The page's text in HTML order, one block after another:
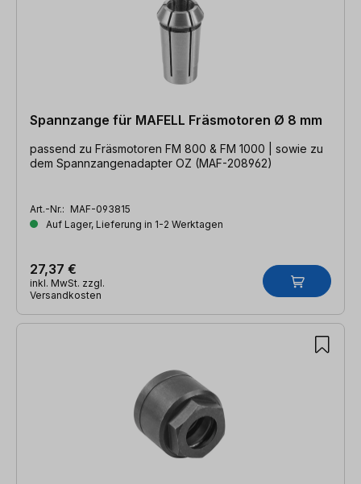
Spannzange für MAFELL Fräsmotoren Ø 8 mm
passend zu Fräsmotoren FM 800 & FM 1000 | sowie zu
dem Spannzangenadapter OZ (MAF-208962)
Art.-Nr.: MAF-093815
Auf Lager, Lieferung in 1-2 Werktagen
27,37 €
inkl. MwSt. zzgl.
Versandkosten